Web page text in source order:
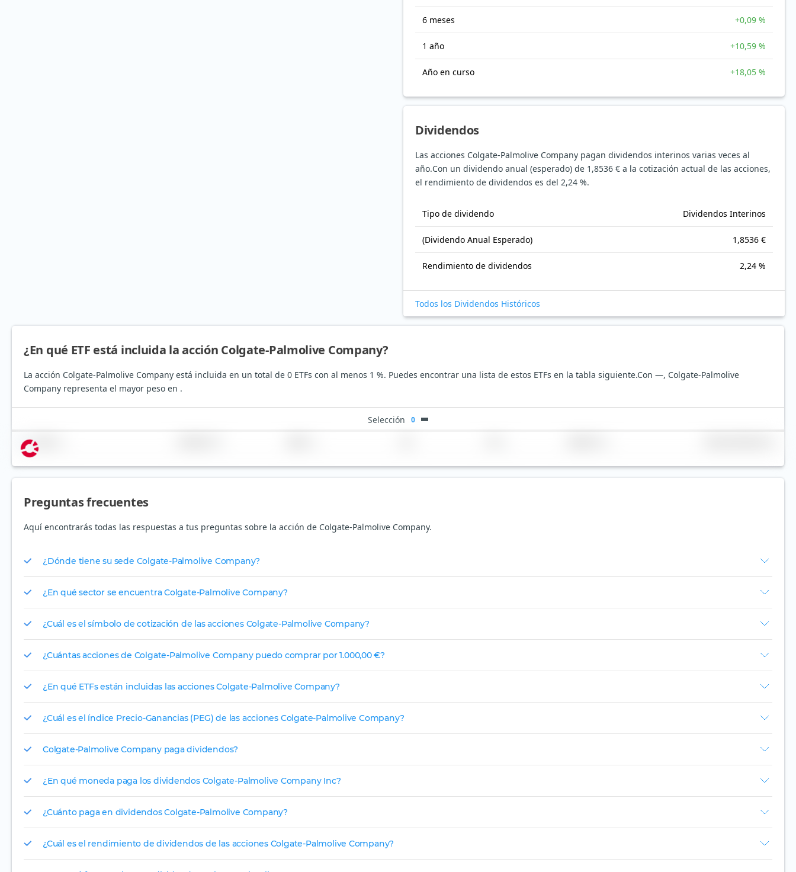
6 meses +0,09 %
1 año +10,59 %
Año en curso +18,05 %
Dividendos
Las acciones Colgate-Palmolive Company pagan dividendos interinos varias veces al
año.Con un dividendo anual (esperado) de 1,8536 € a la cotización actual de las acciones,
el rendimiento de dividendos es del 2,24 %.
Tipo de dividendo Dividendos Interinos
(Dividendo Anual Esperado) 1,8536 €
Rendimiento de dividendos 2,24 %
Todos los Dividendos Históricos
¿En qué ETF está incluida la acción Colgate-Palmolive Company?
La acción Colgate-Palmolive Company está incluida en un total de 0 ETFs con al menos 1 %. Puedes encontrar una lista de estos ETFs en la tabla siguiente.Con —, Colgate-Palmolive
Company representa el mayor peso en .
Selección 0
Nombre
Preguntas frecuentes
Aquí encontrarás todas las respuestas a tus preguntas sobre la acción de Colgate-Palmolive Company.
¿Dónde tiene su sede Colgate-Palmolive Company?
¿En qué sector se encuentra Colgate-Palmolive Company?
¿Cuál es el símbolo de cotización de las acciones Colgate-Palmolive Company?
¿Cuántas acciones de Colgate-Palmolive Company puedo comprar por 1.000,00 €?
¿En qué ETFs están incluidas las acciones Colgate-Palmolive Company?
¿Cuál es el índice Precio-Ganancias (PEG) de las acciones Colgate-Palmolive Company?
Colgate-Palmolive Company paga dividendos?
¿En qué moneda paga los dividendos Colgate-Palmolive Company Inc?
¿Cuánto paga en dividendos Colgate-Palmolive Company?
¿Cuál es el rendimiento de dividendos de las acciones Colgate-Palmolive Company?